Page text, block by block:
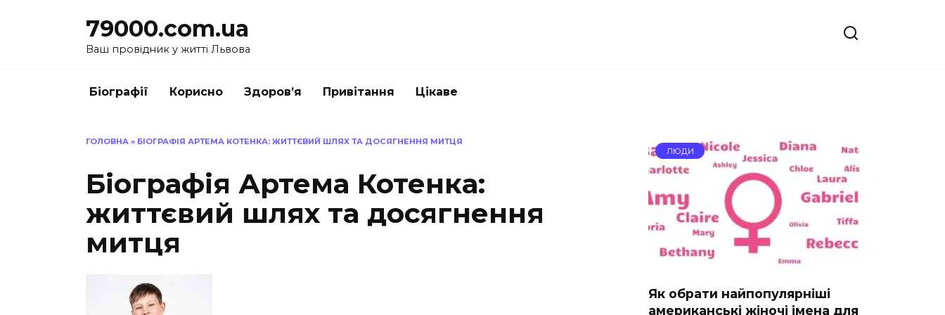
79000.com.ua
Ваш провідник у житті Львова
Біографії Корисно Здоров’я Привітання Цікаве
ГОЛОВНА » БІОГРАФІЯ АРТЕМА КОТЕНКА: ЖИТТЄВИЙ ШЛЯХ ТА ДОСЯГНЕННЯ МИТЦЯ
Біографія Артема Котенка:
життєвий шлях та досягнення
митця
ЛЮДИ
Як обрати найпопулярніші
американські жіночі імена для